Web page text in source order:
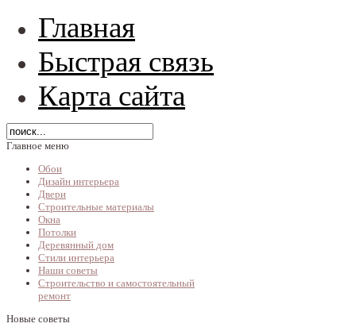
Главная
Быстрая связь
Карта сайта
Главное меню
Обои
Дизайн интерьера
Двери
Строительные материалы
Окна
Потолки
Деревянный дом
Стили интерьера
Наши советы
Строительство и самостоятельный
ремонт
Новые советы